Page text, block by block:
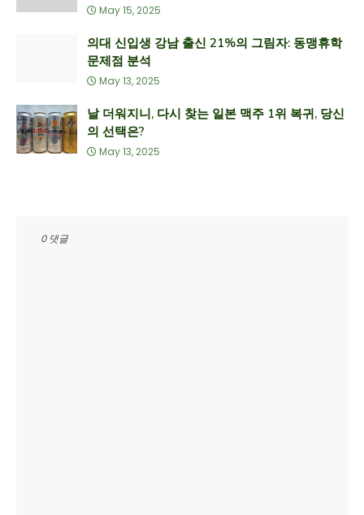
May 15, 2025
의대 신입생 강남 출신 21%의 그림자: 동맹휴학
문제점 분석
May 13, 2025
날 더워지니, 다시 찾는 일본 맥주 1위 복귀, 당신
의 선택은?
May 13, 2025
0 댓글